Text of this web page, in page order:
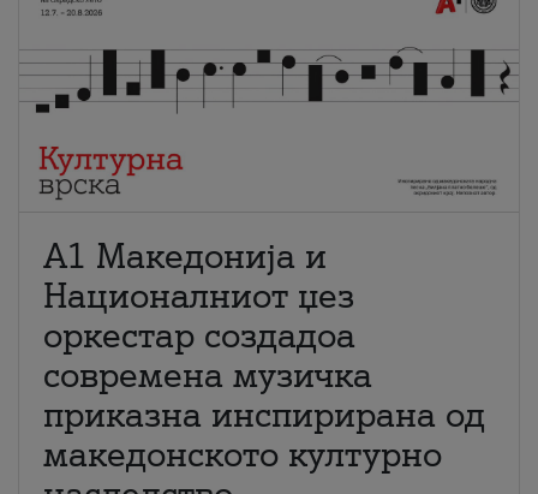
А1 Македонија и
Националниот џез
оркестар создадоа
современа музичка
приказна инспирирана од
македонското културно